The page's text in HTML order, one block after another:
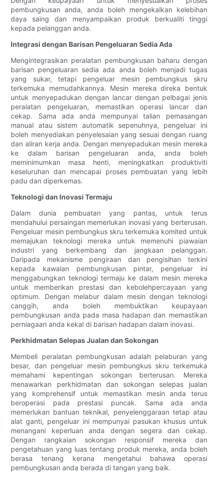
pembungkusan anda, anda boleh mengekalkan kelebihan
daya saing dan menyampaikan produk berkualiti tinggi
kepada pelanggan anda.
Integrasi dengan Barisan Pengeluaran Sedia Ada
Mengintegrasikan peralatan pembungkusan baharu dengan
barisan pengeluaran sedia ada anda boleh menjadi tugas
yang sukar, tetapi pengeluar mesin pembungkus skru
terkemuka memudahkannya. Mesin mereka direka bentuk
untuk menyepadukan dengan lancar dengan pelbagai jenis
peralatan pengeluaran, memastikan operasi lancar dan
cekap. Sama ada anda mempunyai talian pemasangan
manual atau sistem automatik sepenuhnya, pengeluar ini
boleh menyediakan penyelesaian yang sesuai dengan ruang
dan aliran kerja anda. Dengan menyepadukan mesin mereka
ke dalam barisan pengeluaran anda, anda boleh
meminimumkan masa henti, meningkatkan produktiviti
keseluruhan dan mencapai proses pembuatan yang lebih
padu dan diperkemas.
Teknologi dan Inovasi Termaju
Dalam dunia pembuatan yang pantas, untuk terus
mendahului persaingan memerlukan inovasi yang berterusan.
Pengeluar mesin pembungkus skru terkemuka komited untuk
memajukan teknologi mereka untuk memenuhi piawaian
industri yang berkembang dan jangkaan pelanggan.
Daripada mekanisme pengiraan dan pengisihan terkini
kepada kawalan pembungkusan pintar, pengeluar ini
menggabungkan teknologi termaju ke dalam mesin mereka
untuk memberikan prestasi dan kebolehpercayaan yang
optimum. Dengan melabur dalam mesin dengan teknologi
canggih, anda boleh membuktikan keupayaan
pembungkusan anda pada masa hadapan dan memastikan
perniagaan anda kekal di barisan hadapan dalam inovasi.
Perkhidmatan Selepas Jualan dan Sokongan
Membeli peralatan pembungkusan adalah pelaburan yang
besar, dan pengeluar mesin pembungkus skru terkemuka
memahami kepentingan sokongan berterusan. Mereka
menawarkan perkhidmatan dan sokongan selepas jualan
yang komprehensif untuk memastikan mesin anda terus
beroperasi pada prestasi puncak. Sama ada anda
memerlukan bantuan teknikal, penyelenggaraan tetap atau
alat ganti, pengeluar ini mempunyai pasukan khusus untuk
menangani keperluan anda dengan segera dan cekap.
Dengan rangkaian sokongan responsif mereka dan
pengetahuan yang luas tentang produk mereka, anda boleh
berasa tenang kerana mengetahui bahawa operasi
pembungkusan anda berada di tangan yang baik.